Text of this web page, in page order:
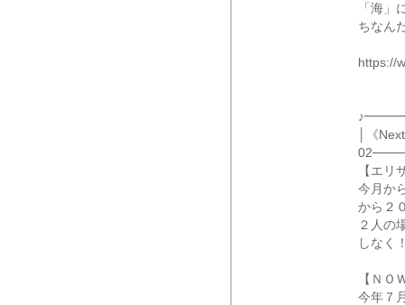
「海」
ちなん
https://
│《
【エ
今月か
から２
２人の
しなく
【Ｎ
今年７